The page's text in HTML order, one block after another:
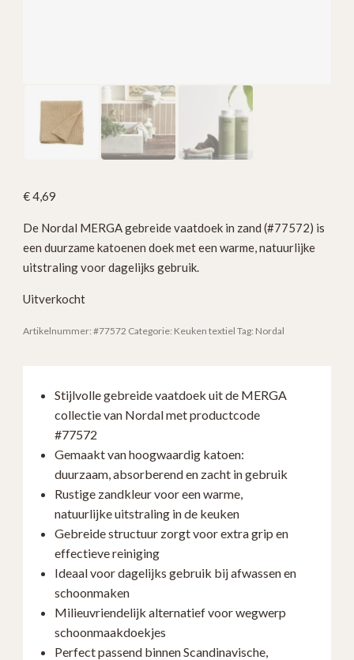
€4,69
De Nordal MERGA gebreide vaatdoek in zand (#77572) is
een duurzame katoenen doek met een warme, natuurlijke
uitstraling voor dagelijks gebruik.
Uitverkocht
Artikelnummer:#77572 Categorie: Keuken textiel Tag: Nordal
Stijlvolle gebreide vaatdoek uit de MERGA
collectie van Nordal met productcode
#77572
Gemaakt van hoogwaardig katoen:
duurzaam, absorberend en zacht in gebruik
Rustige zandkleur voor een warme,
natuurlijke uitstraling in de keuken
Gebreide structuur zorgt voor extra grip en
effectieve reiniging
Ideaal voor dagelijks gebruik bij afwassen en
schoonmaken
Milieuvriendelijk alternatief voor wegwerp
schoonmaakdoekjes
Perfect passend binnen Scandinavische,